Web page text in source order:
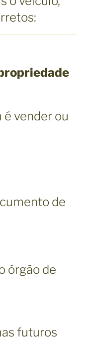
vender ou
de
órgão de
futuros